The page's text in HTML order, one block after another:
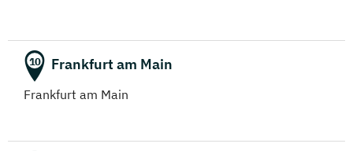
10 Frankfurt am Main
Frankfurt am Main